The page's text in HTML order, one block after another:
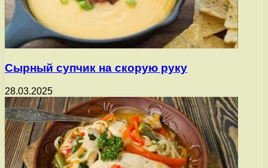
Сырный супчик на скорую руку
28.03.2025